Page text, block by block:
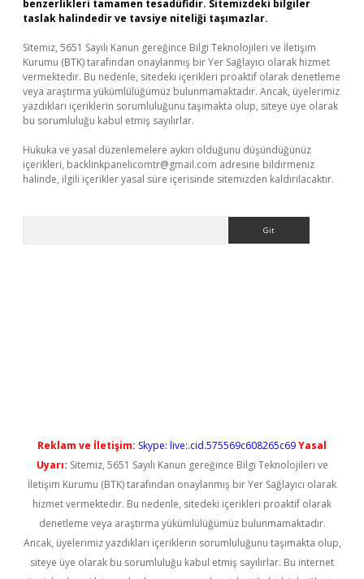
benzerlikleri tamamen tesadüfidir. Sitemizdeki bilgiler
taslak halindedir ve tavsiye niteliği taşımazlar.
Sitemiz, 5651 Sayılı Kanun gereğince Bilgi Teknolojileri ve İletişim
Kurumu (BTK) tarafından onaylanmış bir Yer Sağlayıcı olarak hizmet
vermektedir. Bu nedenle, sitedeki içerikleri proaktif olarak denetleme
veya araştırma yükümlülüğümüz bulunmamaktadır. Ancak, üyelerimiz
yazdıkları içeriklerin sorumluluğunu taşımakta olup, siteye üye olarak
bu sorumluluğu kabul etmiş sayılırlar.
Hukuka ve yasal düzenlemelere aykırı olduğunu düşündüğünüz
içerikleri, backlinkpanelicomtr@gmail.com adresine bildirmeniz
halinde, ilgili içerikler yasal süre içerisinde sitemizden kaldırılacaktır.
Reklam ve İletişim: Skype: live:.cid.575569c608265c69Yasal
Uyarı: Sitemiz, 5651 Sayılı Kanun gereğince Bilgi Teknolojileri ve
İletişim Kurumu (BTK) tarafından onaylanmış bir Yer Sağlayıcı olarak
hizmet vermektedir. Bu nedenle, sitedeki içerikleri proaktif olarak
denetleme veya araştırma yükümlülüğümüz bulunmamaktadır.
Ancak, üyelerimiz yazdıkları içeriklerin sorumluluğunu taşımakta olup,
siteye üye olarak bu sorumluluğu kabul etmiş sayılırlar. Bu internet